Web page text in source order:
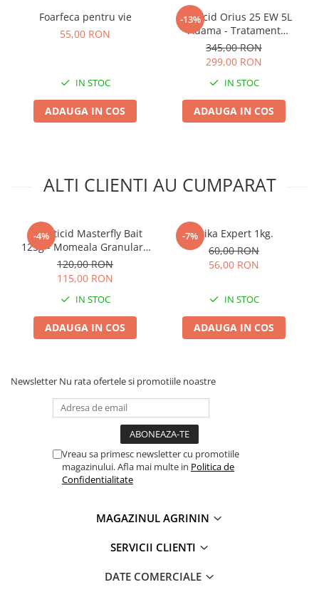
Pompa de stropit
Spray si intretinere
Vinificatie
Baros / Ciocan / Topor
Cantare
Centuri/chingi
Colier / Faseta
Demarouri drujba
Discuri debitare
Feronerie si accesorii
Hranitoare/ Adapatoare
Foarfeca pentru vie
55,00 RON
IN STOC
ADAUGA IN COS
-13%
Fungicid Orius 25 EW 5L
Adama - Tratament
Sistemic Profesional pentru
Cereale, Rapita si Pomi
345,00 RON
299,00 RON
IN STOC
ADAUGA IN COS
ALTI CLIENTI AU CUMPARAT
-4%
Insecticid Masterfly Bait
125g - Momeala Granulara
pentru Combaterea Rapida
a Mustelor
120,00 RON
115,00 RON
IN STOC
ADAUGA IN COS
-7%Trika Expert 1kg.
60,00 RON
56,00 RON
IN STOC
ADAUGA IN COS
Newsletter Nu rata ofertele si promotiile noastre
Vreau sa primesc newsletter cu promotiile
magazinului. Afla mai multe in Politica de
Confidentialitate
MAGAZINUL AGRININ
SERVICII CLIENTI
DATE COMERCIALE